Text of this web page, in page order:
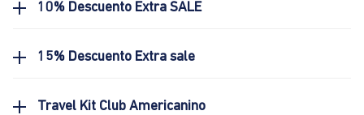
10% Descuento Extra SALE
15% Descuento Extra sale
Travel Kit Club Americanino